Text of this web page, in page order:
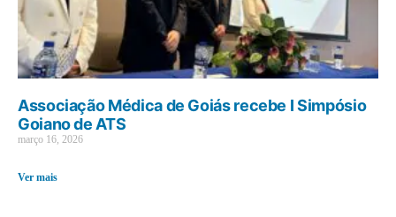
Associação Médica de Goiás recebe I Simpósio
Goiano de ATS
março 16, 2026
Ver mais